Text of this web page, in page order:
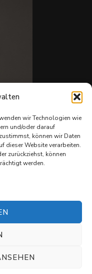
wir Technologien wie
und/oder darauf
können wir Daten
dieser Website verarbeiten.
zurückziehst, können
werden.